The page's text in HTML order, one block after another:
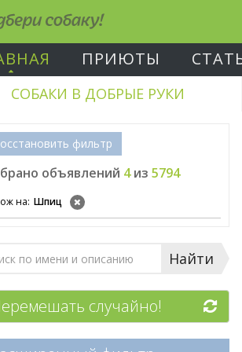
собаку!
ПРИЮТЫ
СОБАКИ В ДОБРЫЕ РУКИ
фильтр
объявлений 4из 5794
на: Шпиц
Найти
случайно!